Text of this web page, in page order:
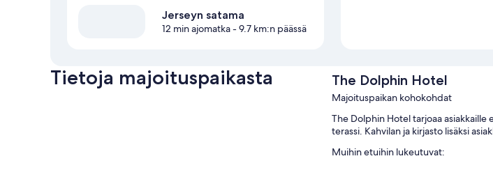
Jerseyn satama
12 min ajomatka- 9.7 km:n päässä
Tietoja majoituspaikasta The Dolphin Hotel
Majoituspaikan kohokohdat
The Dolphin Hotel tarjoaa asiakkaille
terassi. Kahvilan ja kirjasto lisäksi
Muihin etuihin lukeutuvat: